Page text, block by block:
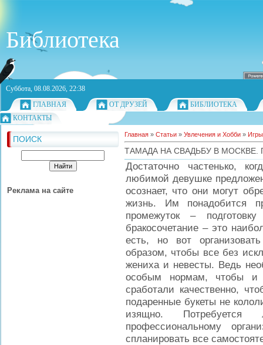
Библиотека
Суббота, 08.08.2026, 22:38
ГЛАВНАЯ
ОТ ДРУЗЕЙ
БИБЛИОТЕКА
КОНТАКТЫ
ПОИСК
Реклама на сайте
Главная » Статьи » Увлечения и Хобби » Игры
ТАМАДА НА СВАДЬБУ В
Достаточно частенько,
любимой девушке
осознает, что они могут
жизнь. Им понадобится
промежуток –
бракосочетание – это
есть, но вот
образом, чтобы все без
жениха и невесты. Ведь
особым нормам, чтобы
сработали качественно,
подаренные букеты не
изящно.
профессиональному
спланировать все